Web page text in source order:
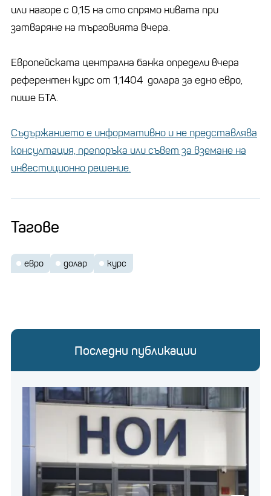
или нагоре с 0,15 на сто спрямо нивата при
затваряне на търговията вчера.
Европейската централна банка определи вчера
референтен курс от 1,1404 долара за едно евро,
пише БТА.
Съдържанието е информативно и не представлява
консултация, препоръка или съвет за вземане на
инвестиционно решение.
Тагове
евро долар курс
Последни публикации